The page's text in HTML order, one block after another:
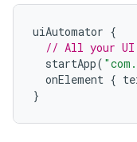
uiAutomator {
// All your UI
startApp(
onElement {
}